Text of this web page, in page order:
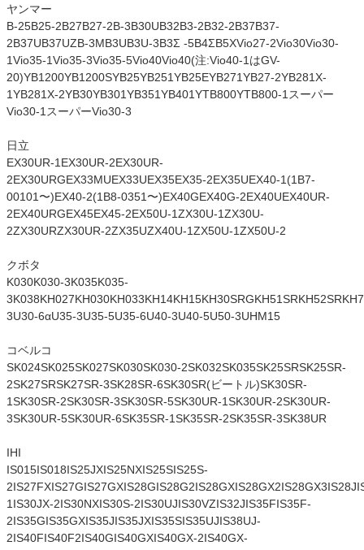
ヤンマー
B-25B25-2B27B27-2B-3B30UB32B3-2B32-2B37B37-
2B37UB37UZB-3MB3UB3U-3B3Σ -5B4ΣB5XVio27-2Vio30Vio30-
1Vio35-1Vio35-3Vio35-5Vio40Vio40(注:Vio40-1はGV-
20)YB1200YB1200SYB25YB251YB25EYB271YB27-2YB281X-
1YB281X-2YB30YB301YB351YB401YTB800YTB800-1スーパー
Vio30-1スーパーVio30-3
日立
EX30UR-1EX30UR-2EX30UR-
2EX30URGEX33MUEX33UEX35EX35-2EX35UEX40-1(1B7-
00101〜)EX40-2(1B8-0351〜)EX40GEX40G-2EX40UEX40UR-
2EX40URGEX45EX45-2EX50U-1ZX30U-1ZX30U-
2ZX30URZX30UR-2ZX35UZX40U-1ZX50U-1ZX50U-2
クボタ
K030K030-3K035K035-
3U30-6αU35-3U35-5U35-6U40-3U40-5U50-3UHM15
コベルコ
SK024SK025SK027SK030SK030-2SK032SK035SK25SRSK25SR-
2SK27SRSK27SR-3SK28SR-6SK30SR(ビートル)SK30SR-
1SK30SR-2SK30SR-3SK30SR-5SK30UR-1SK30UR-2SK30UR-
3SK30UR-5SK30UR-6SK35SR-1SK35SR-2SK35SR-3SK38UR
IHI
IS015IS018IS25JXIS25NXIS25SIS25S-
1IS30JX-2IS30NXIS30S-2IS30UJIS30VZIS32JIS35FIS35F-
2IS35GIS35GXIS35JIS35JXIS35SIS35UJIS38UJ-
2IS40FIS40F2IS40GIS40GXIS40GX-2IS40GX-